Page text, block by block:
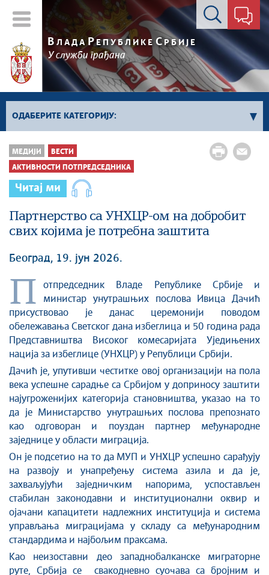
Контакт форма
В ЛАДА РЕПУБЛИКЕ СРБИЈЕ
У служби грађана
ОДАБЕРИТЕ КАТЕГОРИЈУ:
Влада Србије
Активности премијера
Активности потпредседника
Косово и Метохија
Политика
Економија
Култура и вера
Спорт
Конференције за новинаре
Интервјуи
Линкови
Издвојене теме
COVID-19 - архива
МЕДИЈИ ВЕСТИ
АКТИВНОСТИ ПОТПРЕДСЕДНИКА
Читај ми
Партнерство са УНХЦР-ом на добробит
свих којима је потребна заштита
Београд, 19. јун 2026.
П
отпредседник Владе Републике Србије и
министар унутрашњих послова Ивица Дачић
присуствовао је данас церемонији поводом
обележавања Светског дана избеглица и 50 година рада
Представништва Високог комесаријата Уједињених
нација за избеглице (УНХЦР) у Републици Србији.
Дачић је, упутивши честитке овој организацији на пола
века успешне сарадње са Србијом у доприносу заштити
најугроженијих категорија становништва, указао на то
да је Министарство унутрашњих послова препознато
као одговоран и поуздан партнер међународне
заједнице у области миграција.
Он је подсетио на то да МУП и УНХЦР успешно сарађују
на развоју и унапређењу система азила и да је,
захваљујући заједничким напорима, успостављен
стабилан законодавни и институционални оквир и
ојачани капацитети надлежних институција и система
управљања миграцијама у складу са међународним
стандардима и најбољим праксама.
Као неизоставни део западнобалканске миграторне
руте, Србија се свакодневно суочава са бројним и